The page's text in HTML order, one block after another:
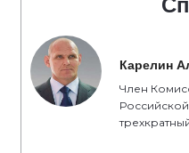
Карелин
Член